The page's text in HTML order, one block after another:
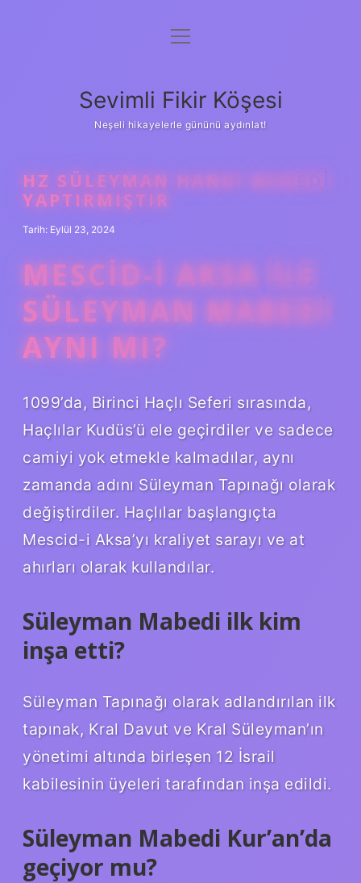
Anasayfa
Yasal Uyarı
menüyü
Sevimli Fikir Köşesi
Neşeli hikayelerle gününü aydınlat!
HZ SÜLEYMAN HANGI MABEDI
YAPTIRMIŞTIR
Tarih: Eylül 23, 2024
MESCID-I AKSA ILE
SÜLEYMAN MABEDI
AYNI MI?
1099’da, Birinci Haçlı Seferi sırasında,
Haçlılar Kudüs’ü ele geçirdiler ve sadece
camiyi yok etmekle kalmadılar, aynı
zamanda adını Süleyman Tapınağı olarak
değiştirdiler. Haçlılar başlangıçta
Mescid-i Aksa’yı kraliyet sarayı ve at
ahırları olarak kullandılar.
Süleyman Mabedi ilk kim
inşa etti?
Süleyman Tapınağı olarak adlandırılan ilk
tapınak, Kral Davut ve Kral Süleyman’ın
yönetimi altında birleşen 12 İsrail
kabilesinin üyeleri tarafından inşa edildi.
Süleyman Mabedi Kur’an’da
geçiyor mu?